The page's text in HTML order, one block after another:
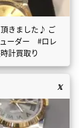
きました♪ ご
ューダー #ロレ
計買取り